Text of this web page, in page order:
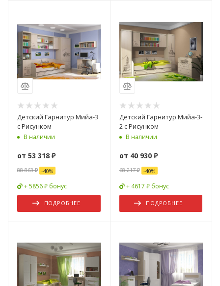
Детский Гарнитур Мийа-3
с Рисунком
В наличии
от 53 318 ₽
88 863 ₽ -40%
+ 5856 ₽ бонус
ПОДРОБНЕЕ
Детский Гарнитур Мийа-3-
2 с Рисунком
В наличии
от 40 930 ₽
68 217 ₽ -40%
+ 4617 ₽ бонус
ПОДРОБНЕЕ